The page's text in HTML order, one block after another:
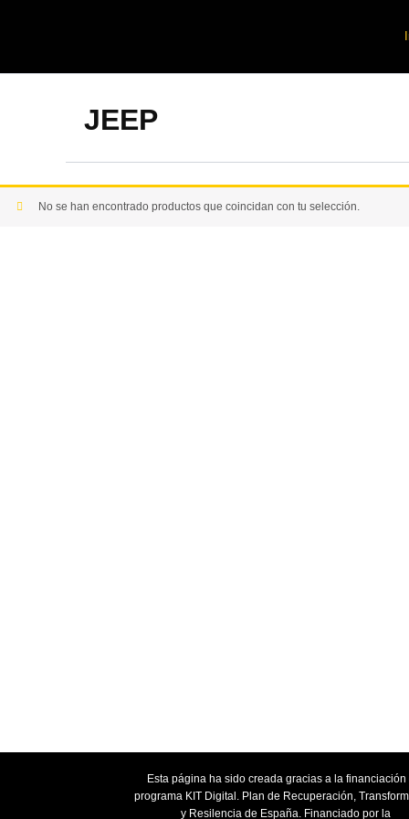
JEEP
No se han encontrado productos que coincidan con tu selección.
Esta página ha sido creada gracias a la financiación
programa KIT Digital. Plan de Recuperación,
y Resilencia de España. Financiado por la